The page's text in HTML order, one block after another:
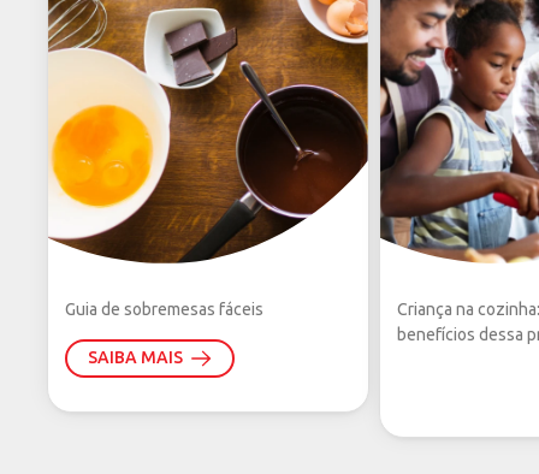
diferenças entre as manteigas disponíveis no
mercado:
Guia de sobremesas fáceis
SAIBA MAIS
Criança na
benefícios dessa